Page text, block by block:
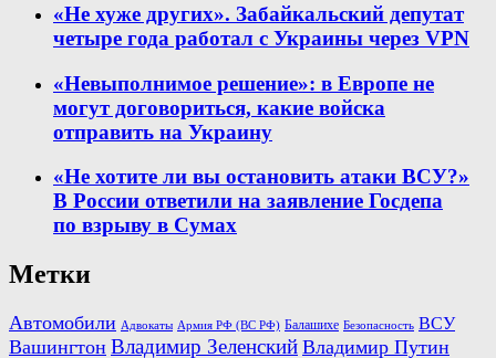
«Не хуже других». Забайкальский депутат
четыре года работал с Украины через VPN
«Невыполнимое решение»: в Европе не
могут договориться, какие войска
отправить на Украину
«Не хотите ли вы остановить атаки ВСУ?»
В России ответили на заявление Госдепа
по взрыву в Сумах
Метки
Автомобили Адвокаты Армия РФ (ВС РФ) Балашихе Безопасность ВСУ
Вашингтон Владимир Зеленский Владимир Путин